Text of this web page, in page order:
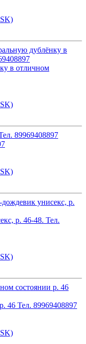
в отличном
р. 46-48. Тел.
46 Тел. 89969408897